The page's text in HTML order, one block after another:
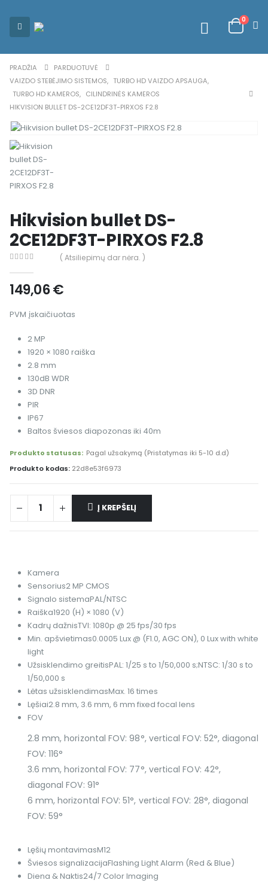
0
PRADŽIA
PARDUOTUVĖ
VAIZDO STEBĖJIMO SISTEMOS, TURBO HD VAIZDO APSAUGA,
TURBO HD KAMEROS, CILINDRINĖS KAMEROS
HIKVISION BULLET DS-2CE12DF3T-PIRXOS F2.8
Hikvision bullet DS-
2CE12DF3T-PIRXOS F2.8
( Atsiliepimų dar nėra. )
149,06€
PVM įskaičiuotas
2 MP
1920 × 1080 raiška
2.8 mm
130dB WDR
3D DNR
PIR
IP67
Baltos šviesos diapozonas iki 40m
Produkto statusas: Pagal užsakymą (Pristatymas iki 5-10 d.d)
Produkto kodas: 22d8e53f6973
Į KREPŠELĮ
Kamera
Sensorius2 MP CMOS
Signalo sistemaPAL/NTSC
Raiška1920 (H) × 1080 (V)
Kadrų dažnisTVI: 1080p @ 25 fps/30 fps
Min. apšvietimas0.0005 Lux @ (F1.0, AGC ON), 0 Lux with white
light
Užsisklendimo greitisPAL: 1/25 s to 1/50,000 s;NTSC: 1/30 s to
1/50,000 s
Lėtas užsisklendimasMax. 16 times
Lęšiai2.8 mm, 3.6 mm, 6 mm fixed focal lens
FOV
2.8 mm, horizontal FOV: 98°, vertical FOV: 52°, diagonal
FOV: 116°
3.6 mm, horizontal FOV: 77°, vertical FOV: 42°,
diagonal FOV: 91°
6 mm, horizontal FOV: 51°, vertical FOV: 28°, diagonal
FOV: 59°
Lęšių montavimasM12
Šviesos signalizacijaFlashing Light Alarm (Red & Blue)
Diena & Naktis24/7 Color Imaging